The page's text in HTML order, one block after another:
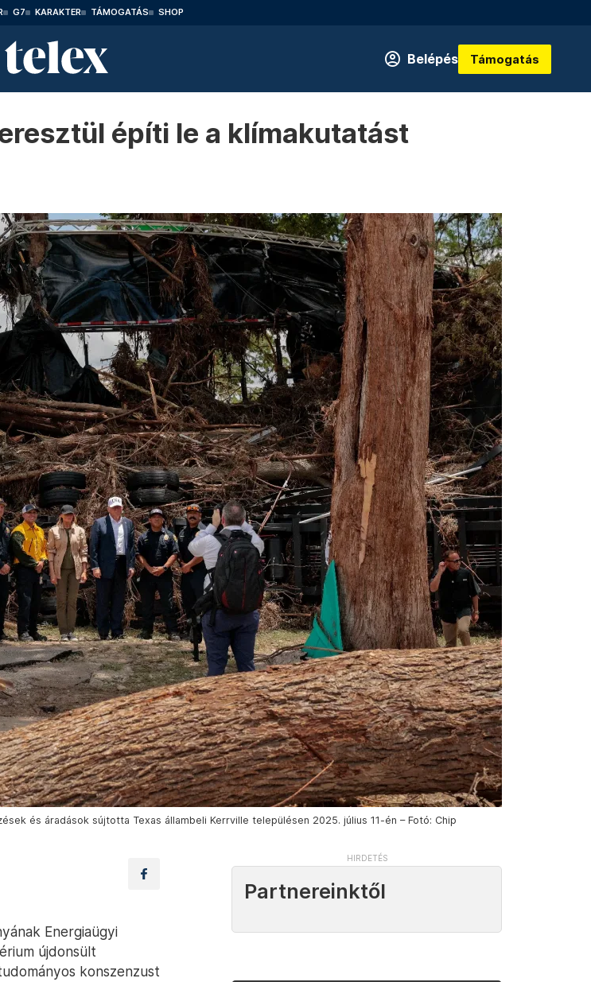
G7 KARAKTER TÁMOGATÁS SHOP
Belépés Támogatás
építi le a klímakutatást
és áradások sújtotta Texas állambeli Kerrville településen 2025. július 11-én – Fotó: Chip
Energiaügyi
újdonsült
konszenzust
Partnereinktől